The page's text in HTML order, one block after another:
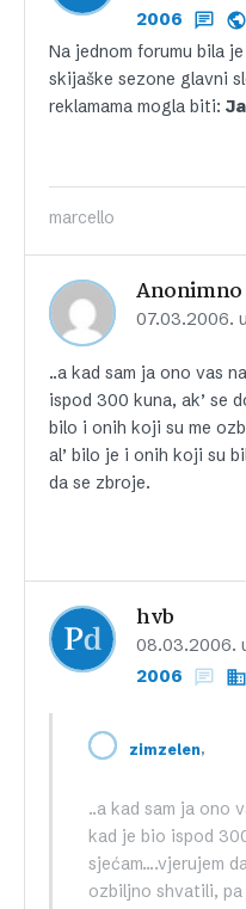
2006
Na jednom forumu bila
skijaške sezone glavni
reklamama mogla biti:
marcello
Anonimno
07.03.2006.
..a kad sam ja ono vas
ispod 300 kuna, ak’ se
bilo i onih koji su me
al’ bilo je i onih koji su
da se zbroje.
hvb
08.03.2006.
2006
zimzelen,
..a kad sam ja ono
kad je bio ispod
sjećam….vjerujem
ozbiljno shvatili, pa